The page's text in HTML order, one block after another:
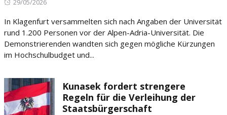
29/05/2026
In Klagenfurt versammelten sich nach Angaben der Universität
rund 1.200 Personen vor der Alpen-Adria-Universität. Die
Demonstrierenden wandten sich gegen mögliche Kürzungen
im Hochschulbudget und...
Kunasek fordert strengere
Regeln für die Verleihung der
Staatsbürgerschaft